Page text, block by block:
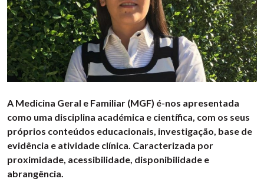
A Medicina Geral e Familiar (MGF) é-nos apresentada
como uma disciplina académica e científica, com os seus
próprios conteúdos educacionais, investigação, base de
evidência e atividade clínica. Caracterizada por
proximidade, acessibilidade, disponibilidade e
abrangência.